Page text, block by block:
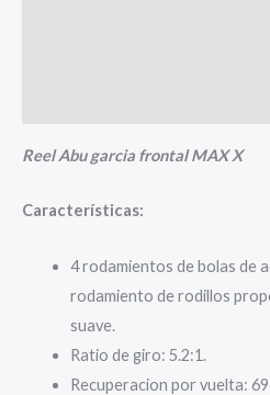
Reel Abu garcia frontal MAX X
Características:
4 rodamientos de bolas de
rodamiento de rodillos
suave.
Ratio de giro: 5.2:1.
Recuperacion por vuelta: